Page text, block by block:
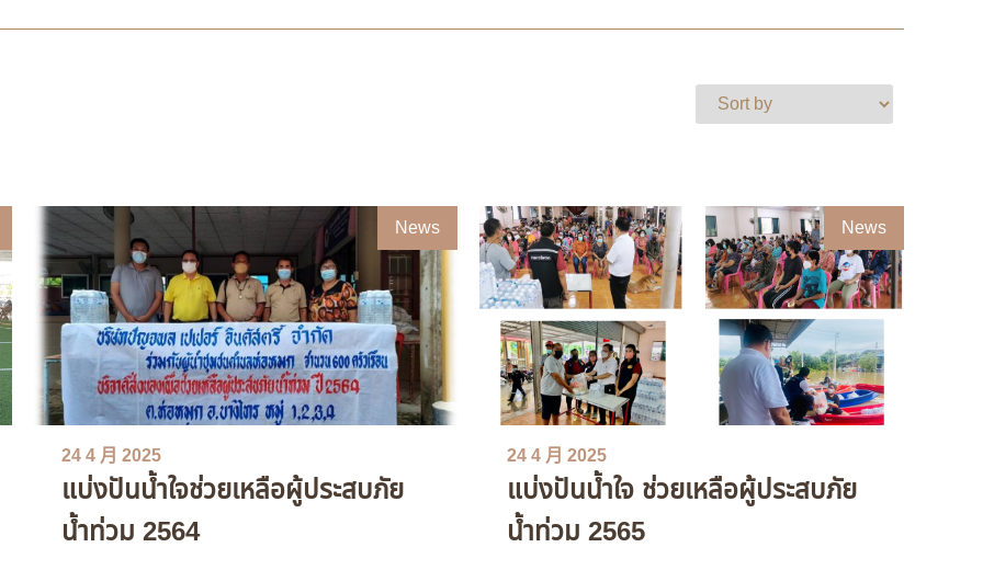
News
24 4 月 2025
แบ่งปันน้ำใจช่วยเหลือผู้ประสบภัย
น้ำท่วม 2564
News
24 4 月 2025
แบ่งปันน้ำใจ ช่วยเหลือผู้ประสบภัย
น้ำท่วม 2565